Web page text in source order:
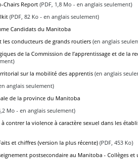
Chairs Report (PDF, 1,8 Mo - en anglais seulement)
(PDF, 82 Ko - en anglais seulement)
Candidats du Manitoba
les conducteurs de grands routiers (en anglais
de la Commission de l’apprentissage et de la
sur la mobilité des apprentis (en anglais
anglais seulement)
de la province du Manitoba
Mo - en anglais seulement)
contrer la violence à caractère sexuel dans les
et chiffres (version la plus récente) (PDF, 453 Ko)
postsecondaire au Manitoba - Collèges et